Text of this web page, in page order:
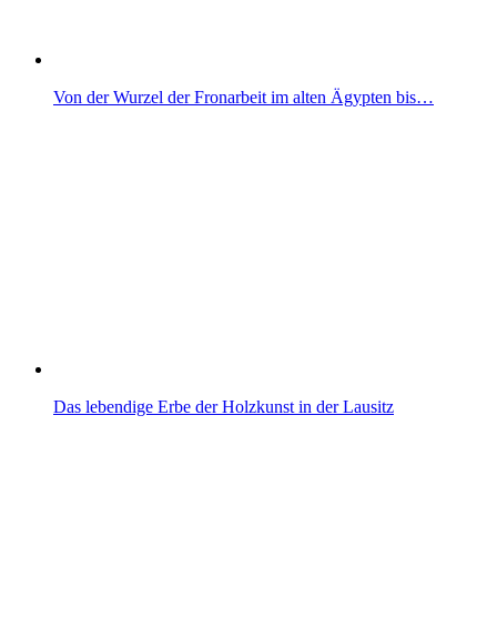
Von der Wurzel der Fronarbeit im alten Ägypten bis…
Das lebendige Erbe der Holzkunst in der Lausitz